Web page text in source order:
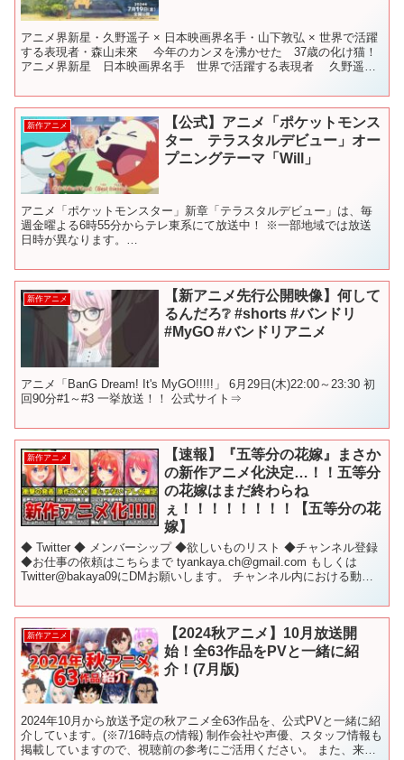
アニメ界新星・久野遥子 × 日本映画界名手・山下敦弘 × 世界で活躍
する表現者・森山未來 今年のカンヌを沸かせた 37歳の化け猫！
アニメ界新星 日本映画界名手 世界で活躍する表現者 久野遥
新作アニメ
【公式】アニメ「ポケットモンス
ター テラスタルデビュー」オー
プニングテーマ「Will」
アニメ「ポケットモンスター」新章「テラスタルデビュー」は、毎
週金曜よる6時55分からテレ東系にて放送中！ ※一部地域では放送
日時が異なります。
...
新作アニメ
【新アニメ先行公開映像】何して
るんだろ❔ #shorts #バンドリ
#MyGO #バンドリアニメ
アニメ「BanG Dream! It's MyGO!!!!!」 6月29日(木)22:00～23:30 初
回90分#1～#3 一挙放送！！ 公式サイト⇒
新作アニメ
【速報】『五等分の花嫁』まさか
の新作アニメ化決定…！！五等分
の花嫁はまだ終わらね
ぇ！！！！！！！！【五等分の花
嫁】
◆ Twitter ◆ メンバーシップ ◆欲しいものリスト ◆チャンネル登録
◆お仕事の依頼はこちらまで tyankaya.ch@gmail.com もしくは
Twitter@bakaya09にDMお願いします。 チャンネル内における動画
新作アニメ
【2024秋アニメ】10月放送開
始！全63作品をPVと一緒に紹
介！(7月版)
2024年10月から放送予定の秋アニメ全63作品を、公式PVと一緒に紹
介しています。(※7/16時点の情報) 制作会社や声優、スタッフ情報も
掲載していますので、視聴前の参考にご活用ください。 また、来期